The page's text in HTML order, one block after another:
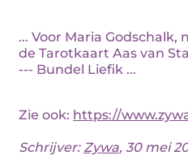
... Voor Maria
de Tarotkaart Aas van
--- Bundel Liefik ...
Zie ook: https://
Schrijver:Zywa, 30 mei